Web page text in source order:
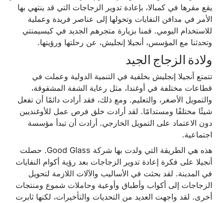
يقع مقرها في كمبالا، بإعادة تدوير الزجاجات التي قد ينتهي بها
الأمر في مدافن النفايات وتحولها إلى عناصر فريدة وعملية
للاستخدام اليومي. قمنا بزيارة متجرهم الجديد في كيسيمنتي
وتحدثنا مع المؤسس، أنجيلا إنجليش، عن رحلتها ورؤيتها.
ولادة الزجاج الجيد
تتمتع أنجيلا إنجليش بخلفية في التنمية الدولية وعملت في
قطاعات مختلفة في أوغندا، مثل رعاية الشفة المشقوقة،
والتمويل الأصغر، والتعليم. ومع ذلك، فقد أرادت دائمًا أن تفعل
شيئًا مختلفًا ومستدامًا. لقد أرادت خلق فرص عمل للأوغنديين
دون الاعتماد على التمويل الخارجي. أرادت أن تبدأ مؤسسة
اجتماعية.
هذه هي الطريقة التي ولدت بها شركة Good Glass. حصلت
أنجيلا على فكرة إعادة تدوير الزجاجات بعد رؤية أكوام النفايات
في المدينة. لقد بحثت في الأساليب والآلات اللازمة لتحويل
الزجاجات إلى أكواب وأطباق وأوعية وحاملات شموع ومنتجات
أخرى. لقد واجهت العديد من التحديات والتأخيرات، لكنها ثابرت